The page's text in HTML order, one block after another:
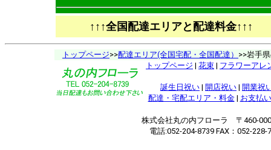
↑↑↑全国配達エリアと配達料金↑↑↑
トップページ>>配達エリア(全国宅配・全国配達） >>岩手
トップページ | 花束 | フラワーアレ
誕生日祝い | 開店祝い | 開業祝
配達・宅配エリア・料金| お支払い
株式会社丸の内フローラ 〒460-
電話:052-204-8739 FAX：052-